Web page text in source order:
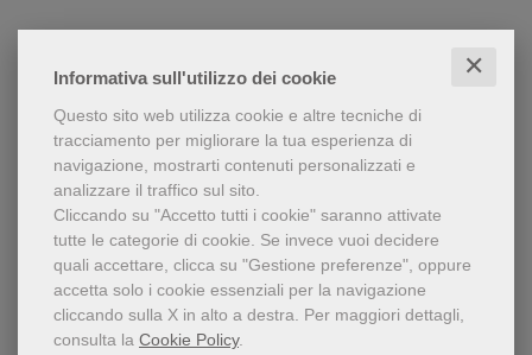
Informativa sull'utilizzo dei cookie ✕
Questo sito web utilizza cookie e altre tecniche di
tracciamento per migliorare la tua esperienza di
navigazione, mostrarti contenuti personalizzati e
analizzare il traffico sul sito.
Cliccando su "Accetto tutti i cookie" saranno attivate
tutte le categorie di cookie. Se invece vuoi decidere
quali accettare, clicca su "Gestione preferenze", oppure
accetta solo i cookie essenziali per la navigazione
cliccando sulla X in alto a destra. Per maggiori dettagli,
consulta la Cookie Policy.
Dello stesso autore